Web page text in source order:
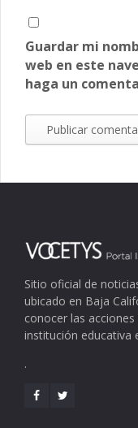
Guardar mi
web en este
haga un
Sitio oficial de
ubicado en Baja
conocer las
institución educativa
.